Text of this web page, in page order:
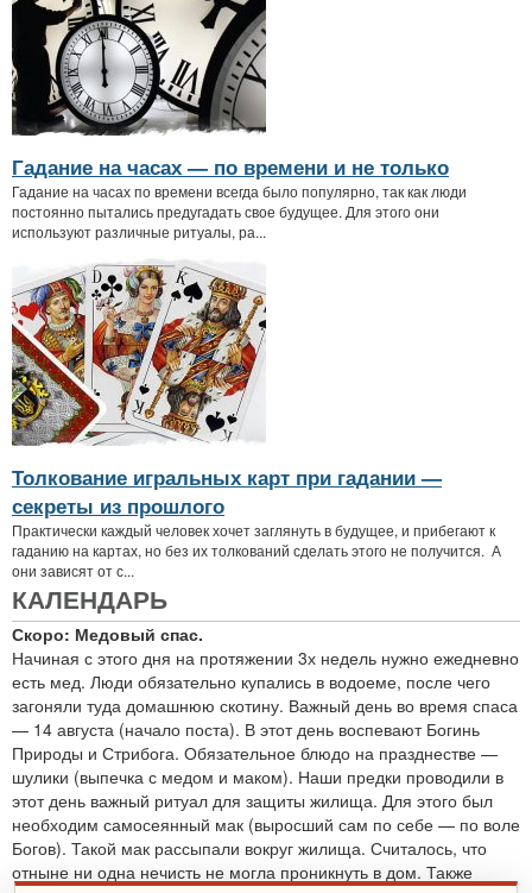
Гадание на часах — по времени и не только
Гадание на часах по времени всегда было популярно, так как люди
постоянно пытались предугадать свое будущее. Для этого они
используют различные ритуалы, ра...
Толкование игральных карт при гадании —
секреты из прошлого
Практически каждый человек хочет заглянуть в будущее, и прибегают к
гаданию на картах, но без их толкований сделать этого не получится. А
они зависят от с...
КАЛЕНДАРЬ
Скоро: Медовый спас.
Начиная с этого дня на протяжении 3х недель нужно ежедневно
есть мед. Люди обязательно купались в водоеме, после чего
загоняли туда домашнюю скотину. Важный день во время спаса
— 14 августа (начало поста). В этот день воспевают Богинь
Природы и Стрибога. Обязательное блюдо на празднестве —
шулики (выпечка с медом и маком). Наши предки проводили в
этот день важный ритуал для защиты жилища. Для этого был
необходим самосеянный мак (выросший сам по себе — по воле
Богов). Такой мак рассыпали вокруг жилища. Считалось, что
отныне ни одна нечисть не могла проникнуть в дом. Также